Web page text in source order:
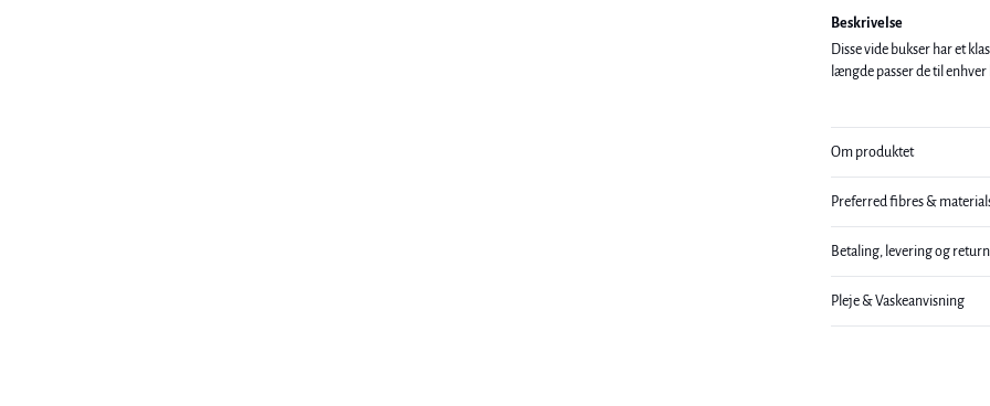
Beskrivelse
Disse vide bukser har et
længde passer de til
Om produktet
Preferred fibres &
Betaling, levering og
Pleje & Vaskeanvisning